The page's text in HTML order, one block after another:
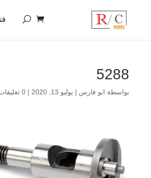
5288
بواسطة ابو فارس | يوليو 13, 2020 | 0 تعليقات